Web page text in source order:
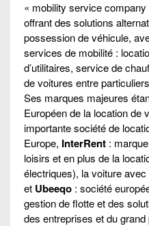
« mobility service
offrant des solutions
possession de véhicule,
services de mobilité :
d’utilitaires, service de
de voitures entre
Ses marques majeures
Européen de la location de
importante société de
Europe, InterRent :
loisirs et en plus de la
électriques), la voiture
et Ubeeqo : société
gestion de flotte et des
des entreprises et du grand